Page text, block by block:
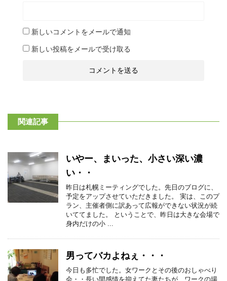
新しいコメントをメールで通知
新しい投稿をメールで受け取る
関連記事
いやー、まいった、小さい深い濃
い・・
昨日は札幌ミーティングでした。先日のブログに、
予定をアップさせていただきました。 実は、このプ
ラン、主催者側に訳あって広報ができない状況が続
いててました。 ということで、昨日は大きな会場で
身内だけの小 ...
男ってバカよねぇ・・・
今日も多忙でした。女ワークとその後のおしゃべり
会・・長い間感情を抑えてた妻たちが、ワークの場